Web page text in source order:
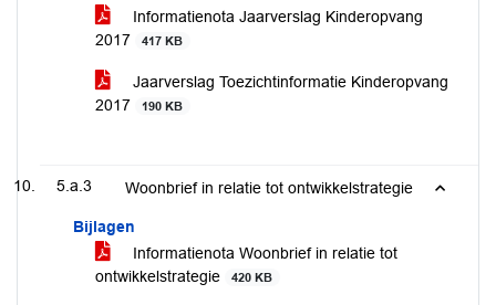
Informatienota Jaarverslag Kinderopvang
2017
417 KB
Jaarverslag Toezichtinformatie Kinderopvang
2017
190 KB
5.a.3 Woonbrief in relatie tot ontwikkelstrategie
Bijlagen
Informatienota Woonbrief in relatie tot
ontwikkelstrategie
420 KB